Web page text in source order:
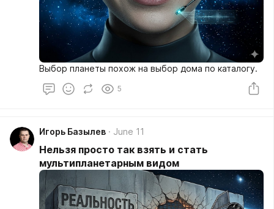
Выбор планеты похож на выбор дома по каталогу.
5
Игорь Базылев June 11
Нельзя просто так взять и стать
мультипланетарным видом